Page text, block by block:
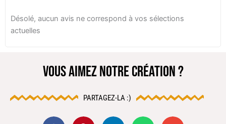
Désolé, aucun avis ne correspond à vos sélections
actuelles
VOUS AIMEZ NOTRE CRÉATION ?
PARTAGEZ-LA :)